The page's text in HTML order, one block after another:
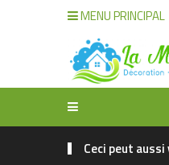
MENU PRINCIPAL
Ceci peut